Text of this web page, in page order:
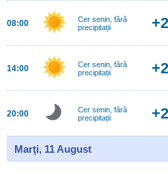
08:00
Cer senin, fără
precipitații
14:00
Cer senin, fără
precipitații
20:00
Cer senin, fără
precipitații
Marţi, 11 August